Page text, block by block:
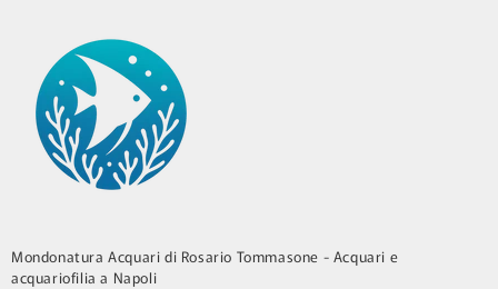
Mondonatura Acquari di Rosario Tommasone - Acquari e
acquariofilia a Napoli